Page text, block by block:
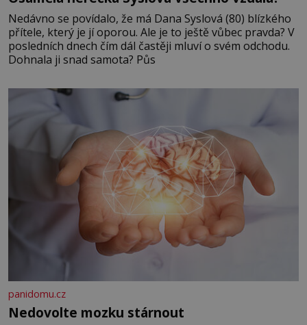
Nedávno se povídalo, že má Dana Syslová (80) blízkého
přítele, který je jí oporou. Ale je to ještě vůbec pravda? V
posledních dnech čím dál častěji mluví o svém odchodu.
Dohnala ji snad samota? Půs
panidomu.cz
Nedovolte mozku stárnout